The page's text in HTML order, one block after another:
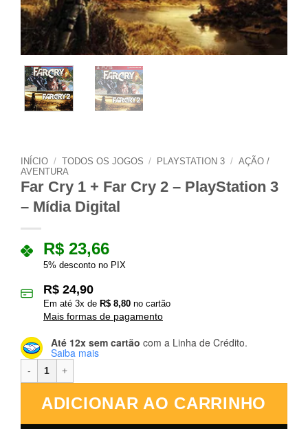
INÍCIO / TODOS OS JOGOS / PLAYSTATION 3 / AÇÃO /
AVENTURA
Far Cry 1 + Far Cry 2 – PlayStation 3
– Mídia Digital
R$ 23,66
5% desconto no PIX
R$ 24,90
Em até 3x de R$ 8,80 no cartão
Mais formas de pagamento
Até 12x sem cartão com a Linha de Crédito.
Saiba mais
ADICIONAR AO CARRINHO